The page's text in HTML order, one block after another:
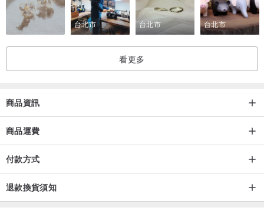
台北市 台北市 台北市
看更多
商品資訊
商品運費
付款方式
退款換貨須知